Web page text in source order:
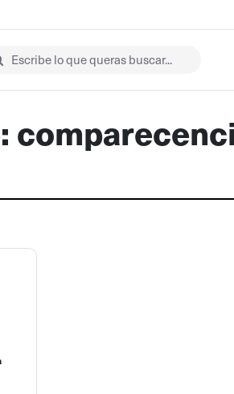
Escribe lo que queras buscar...